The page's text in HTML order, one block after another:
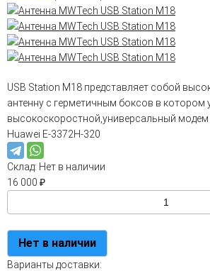
USB Station M18 представляет собой
антенну с герметичным боксов в котором
высокоскоростной,универсальный модем
Huawei E-3372H-320
Склад: Нет в наличии
16 000 ₽
Нет в наличии
Варианты доставки: